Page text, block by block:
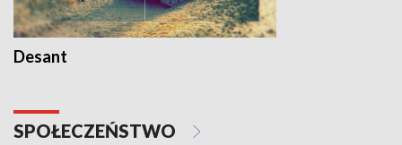
Desant
SPOŁECZEŃSTWO